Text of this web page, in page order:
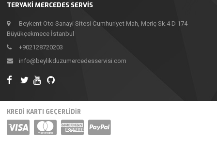
TERYAKI MERCEDES SERVIS
Beykent Oto Sanayi Sitesi Cumhuriyet Mah, Meriç Sk.4 D 174
Büyükçekmece İstanbul
+902128720203
info@beylikduzumercedesservisi.com
KREDİ KARTI GEÇERLİDİR